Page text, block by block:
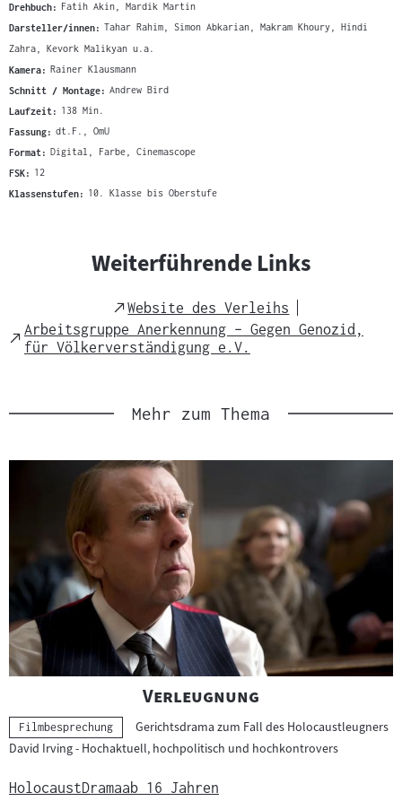
Drehbuch: Fatih Akin, Mardik Martin
Darsteller/innen: Tahar Rahim, Simon Abkarian, Makram Khoury, Hindi
Zahra, Kevork Malikyan u.a.
Kamera: Rainer Klausmann
Schnitt / Montage: Andrew Bird
Laufzeit: 138 Min.
Fassung: dt.F., OmU
Format: Digital, Farbe, Cinemascope
FSK: 12
Klassenstufen: 10. Klasse bis Oberstufe
Weiterführende Links
External
Link
Website des Verleihs
External
Link
Arbeitsgruppe Anerkennung – Gegen Genozid,
für Völkerverständigung e.V.
Mehr zum Thema
"
Verleugnung
Kategorie:
Filmbesprechung
Gerichtsdrama zum Fall des Holocaustleugners
David Irving - Hochaktuell, hochpolitisch und hochkontrovers
HolocaustDramaab 16 Jahren